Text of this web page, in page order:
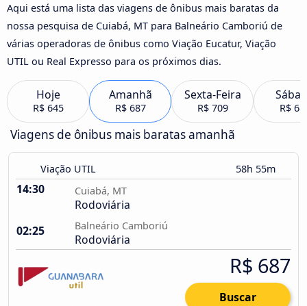
Aqui está uma lista das viagens de ônibus mais baratas da
nossa pesquisa de Cuiabá, MT para Balneário Camboriú de
várias operadoras de ônibus como Viação Eucatur, Viação
UTIL ou Real Expresso para os próximos dias.
Hoje
R$ 645
Amanhã
R$ 687
Sexta-Feira
R$ 709 R$
Viagens de ônibus mais baratas amanhã
Viação UTIL 58h 55m
14:30 Cuiabá, MT
Rodoviária
02:25
Balneário Camboriú
Rodoviária
R$ 687
Buscar